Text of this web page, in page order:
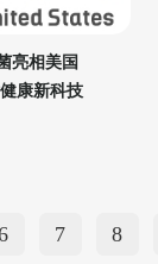
亮相美国
康新科技
7 8